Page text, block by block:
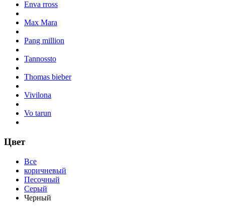
Enva rross
Max Mara
Pang million
Tannossto
Thomas bieber
Vivilona
Vo tarun
Цвет
Все
коричневый
Песочный
Серый
Черный